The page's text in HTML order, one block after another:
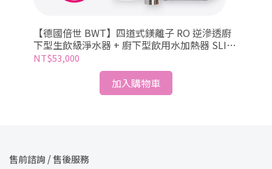
【德國倍世 BWT】四道式鎂離子 RO 逆滲透廚
下型生飲級淨水器 + 廚下型飲用水加熱器 SLIM
RO DF P + DWH30A
NT$53,000
加入購物車
售前諮詢 / 售後服務